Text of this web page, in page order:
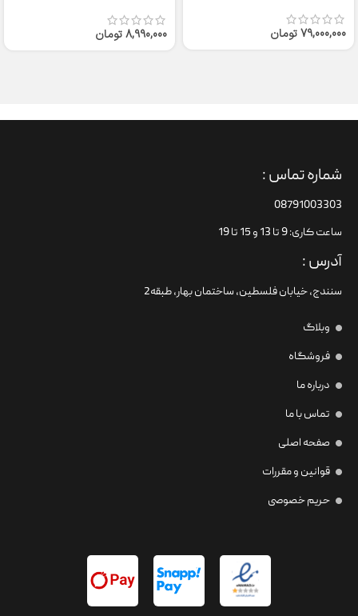
79,000,000تومان
8,990,000تومان
شماره تماس :
08791003303
ساعت کاری: 9 تا 13 و 15 تا 19
آدرس :
سنندج، خیابان فلسطین،‌ ساختمان بهار، طبقه2
وبلاگ
فروشگاه
درباره ما
تماس با ما
صفحه اصلی
قوانین و مقررات
حریم خصوصی